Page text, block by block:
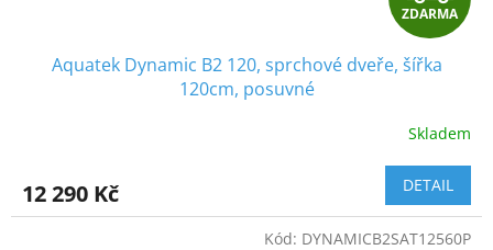
D
R
M
A
ZDARMA
Aquatek Dynamic B2 120, sprchové dveře, šířka
120cm, posuvné
Skladem
12 290 Kč DETAIL
Kód: DYNAMICB2SAT12560P